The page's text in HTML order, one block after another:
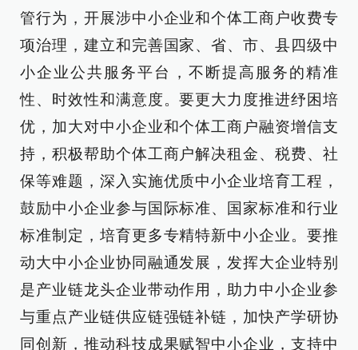
管行为，开展涉中小企业和个体工商户收费专
项治理，建立和完善国家、省、市、县四级中
小企业公共服务平台，不断提高服务的精准
性、时效性和满意度。要更大力度推进纾困培
优，加大对中小企业和个体工商户融资增信支
持，积极帮助个体工商户解决租金、税费、社
保等难题，深入实施优质中小企业培育工程，
鼓励中小企业参与国际标准、国家标准和行业
标准制定，培育更多专精特新中小企业。要推
动大中小企业协同融通发展，发挥大企业特别
是产业链龙头企业带动作用，助力中小企业参
与重点产业链供应链强链补链，加快产学研协
同创新，推动科技成果赋智中小企业，支持中